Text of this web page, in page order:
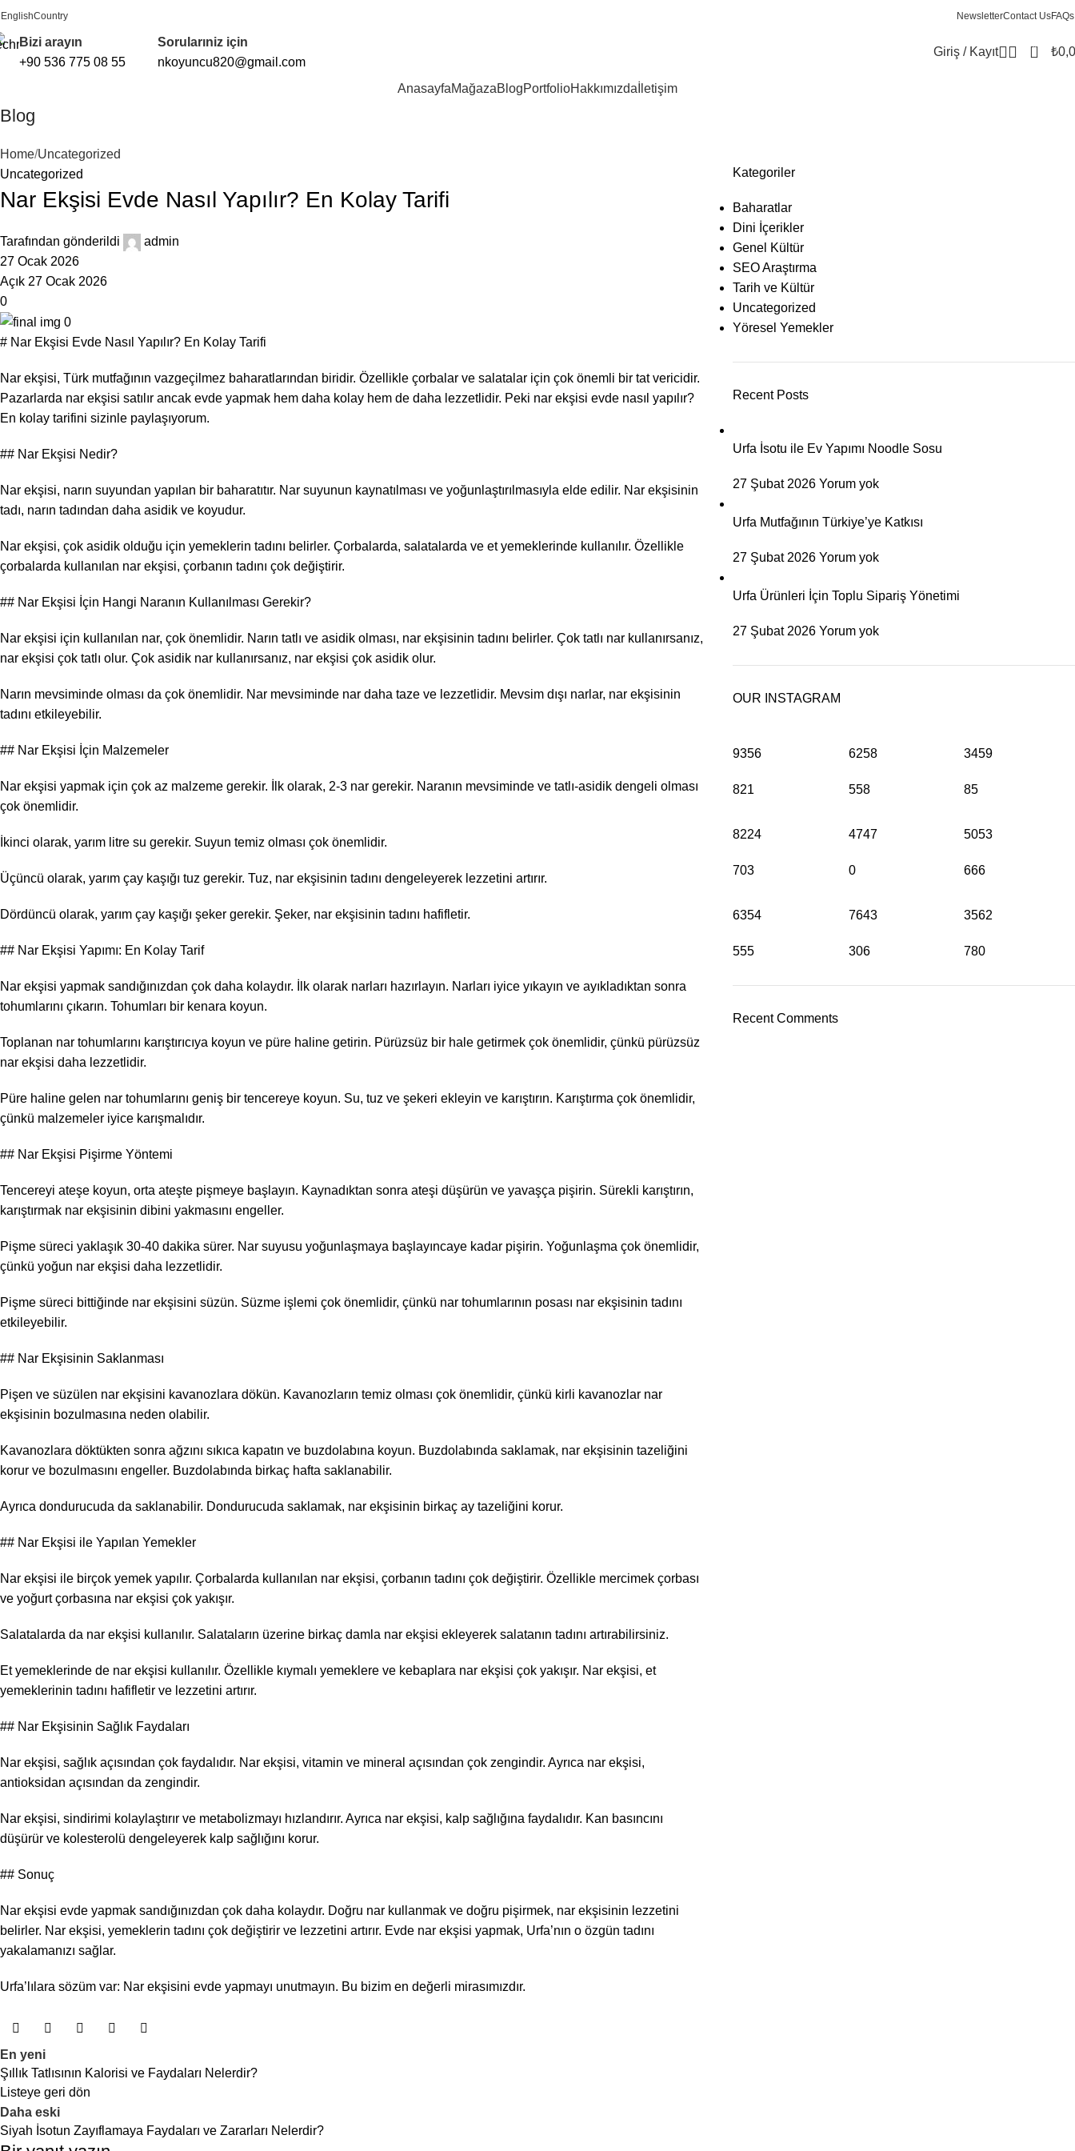
EnglishCountry NewsletterContact UsFAQs
Bizi arayın
+90 536 775 08 55
Sorularıniz için
nkoyuncu820@gmail.com
Giriş / Kayıt 0 ₺
AnasayfaMağazaBlogPortfolioHakkımızda İletişim
Blog
Home Uncategorized
Uncategorized
Nar Ekşisi Evde Nasıl Yapılır? En Kolay Tarifi
Tarafından gönderildi
admin
27 Ocak 2026
Açık 27 Ocak 2026
0
# Nar Ekşisi Evde Nasıl Yapılır? En Kolay Tarifi
Nar ekşisi, Türk mutfağının vazgeçilmez baharatlarından biridir. Özellikle çorbalar ve salatalar için çok önemli bir tat vericidir.
Pazarlarda nar ekşisi satılır ancak evde yapmak hem daha kolay hem de daha lezzetlidir. Peki nar ekşisi evde nasıl yapılır?
En kolay tarifini sizinle paylaşıyorum.
## Nar Ekşisi Nedir?
Nar ekşisi, narın suyundan yapılan bir baharatıtır. Nar suyunun kaynatılması ve yoğunlaştırılmasıyla elde edilir. Nar ekşisinin
tadı, narın tadından daha asidik ve koyudur.
Nar ekşisi, çok asidik olduğu için yemeklerin tadını belirler. Çorbalarda, salatalarda ve et yemeklerinde kullanılır. Özellikle
çorbalarda kullanılan nar ekşisi, çorbanın tadını çok değiştirir.
## Nar Ekşisi İçin Hangi Naranın Kullanılması Gerekir?
Nar ekşisi için kullanılan nar, çok önemlidir. Narın tatlı ve asidik olması, nar ekşisinin tadını belirler. Çok tatlı nar kullanırsanız,
nar ekşisi çok tatlı olur. Çok asidik nar kullanırsanız, nar ekşisi çok asidik olur.
Narın mevsiminde olması da çok önemlidir. Nar mevsiminde nar daha taze ve lezzetlidir. Mevsim dışı narlar, nar ekşisinin
tadını etkileyebilir.
## Nar Ekşisi İçin Malzemeler
Nar ekşisi yapmak için çok az malzeme gerekir. İlk olarak, 2-3 nar gerekir. Naranın mevsiminde ve tatlı-asidik dengeli olması
çok önemlidir.
İkinci olarak, yarım litre su gerekir. Suyun temiz olması çok önemlidir.
Üçüncü olarak, yarım çay kaşığı tuz gerekir. Tuz, nar ekşisinin tadını dengeleyerek lezzetini artırır.
Dördüncü olarak, yarım çay kaşığı şeker gerekir. Şeker, nar ekşisinin tadını hafifletir.
## Nar Ekşisi Yapımı: En Kolay Tarif
Nar ekşisi yapmak sandığınızdan çok daha kolaydır. İlk olarak narları hazırlayın. Narları iyice yıkayın ve ayıkladıktan sonra
tohumlarını çıkarın. Tohumları bir kenara koyun.
Toplanan nar tohumlarını karıştırıcıya koyun ve püre haline getirin. Pürüzsüz bir hale getirmek çok önemlidir, çünkü pürüzsüz
nar ekşisi daha lezzetlidir.
Püre haline gelen nar tohumlarını geniş bir tencereye koyun. Su, tuz ve şekeri ekleyin ve karıştırın. Karıştırma çok önemlidir,
çünkü malzemeler iyice karışmalıdır.
## Nar Ekşisi Pişirme Yöntemi
Tencereyi ateşe koyun, orta ateşte pişmeye başlayın. Kaynadıktan sonra ateşi düşürün ve yavaşça pişirin. Sürekli karıştırın,
karıştırmak nar ekşisinin dibini yakmasını engeller.
Pişme süreci yaklaşık 30-40 dakika sürer. Nar suyusu yoğunlaşmaya başlayıncaye kadar pişirin. Yoğunlaşma çok önemlidir,
çünkü yoğun nar ekşisi daha lezzetlidir.
Pişme süreci bittiğinde nar ekşisini süzün. Süzme işlemi çok önemlidir, çünkü nar tohumlarının posası nar ekşisinin tadını
etkileyebilir.
## Nar Ekşisinin Saklanması
Pişen ve süzülen nar ekşisini kavanozlara dökün. Kavanozların temiz olması çok önemlidir, çünkü kirli kavanozlar nar
ekşisinin bozulmasına neden olabilir.
Kavanozlara döktükten sonra ağzını sıkıca kapatın ve buzdolabına koyun. Buzdolabında saklamak, nar ekşisinin tazeliğini
korur ve bozulmasını engeller. Buzdolabında birkaç hafta saklanabilir.
Ayrıca dondurucuda da saklanabilir. Dondurucuda saklamak, nar ekşisinin birkaç ay tazeliğini korur.
## Nar Ekşisi ile Yapılan Yemekler
Nar ekşisi ile birçok yemek yapılır. Çorbalarda kullanılan nar ekşisi, çorbanın tadını çok değiştirir. Özellikle mercimek çorbası
ve yoğurt çorbasına nar ekşisi çok yakışır.
Salatalarda da nar ekşisi kullanılır. Salataların üzerine birkaç damla nar ekşisi ekleyerek salatanın tadını artırabilirsiniz.
Et yemeklerinde de nar ekşisi kullanılır. Özellikle kıymalı yemeklere ve kebaplara nar ekşisi çok yakışır. Nar ekşisi, et
yemeklerinin tadını hafifletir ve lezzetini artırır.
## Nar Ekşisinin Sağlık Faydaları
Nar ekşisi, sağlık açısından çok faydalıdır. Nar ekşisi, vitamin ve mineral açısından çok zengindir. Ayrıca nar ekşisi,
antioksidan açısından da zengindir.
Nar ekşisi, sindirimi kolaylaştırır ve metabolizmayı hızlandırır. Ayrıca nar ekşisi, kalp sağlığına faydalıdır. Kan basıncını
düşürür ve kolesterolü dengeleyerek kalp sağlığını korur.
## Sonuç
Nar ekşisi evde yapmak sandığınızdan çok daha kolaydır. Doğru nar kullanmak ve doğru pişirmek, nar ekşisinin lezzetini
belirler. Nar ekşisi, yemeklerin tadını çok değiştirir ve lezzetini artırır. Evde nar ekşisi yapmak, Urfa’nın o özgün tadını
yakalamanızı sağlar.
Urfa’lılara sözüm var: Nar ekşisini evde yapmayı unutmayın. Bu bizim en değerli mirasımızdır.
En yeni
Şıllık Tatlısının Kalorisi ve Faydaları Nelerdir?
Listeye geri dön
Daha eski
Siyah İsotun Zayıflamaya Faydaları ve Zararları Nelerdir?
Kategoriler
Baharatlar
Dini İçerikler
Genel Kültür
SEO Araştırma
Tarih ve Kültür
Uncategorized
Yöresel Yemekler
Recent Posts
Urfa İsotu ile Ev Yapımı Noodle Sosu
27 Şubat 2026 Yorum yok
Urfa Mutfağının Türkiye’ye Katkısı
27 Şubat 2026 Yorum yok
Urfa Ürünleri İçin Toplu Sipariş Yönetimi
27 Şubat 2026 Yorum yok
OUR INSTAGRAM
9356
821
6258
558
3459
85
8224
703
4747
0
5053
666
6354
555
7643
306
3562
780
Recent Comments